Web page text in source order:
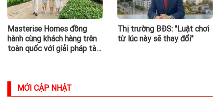
Masterise Homes đồng
hành cùng khách hàng trên
toàn quốc với giải pháp tài
Thị trường BĐS: "Luật chơi
từ lúc này sẽ thay đổi"
MỚI CẬP NHẬT